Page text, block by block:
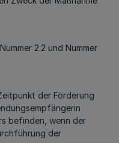
2.2 und Nummer
der Förderung
befinden, wenn der
der